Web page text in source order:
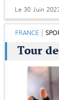
Le 30 Juin
FRANCE
Tour